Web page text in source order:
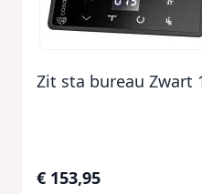
Zit sta bureau Zwart
€ 153,95